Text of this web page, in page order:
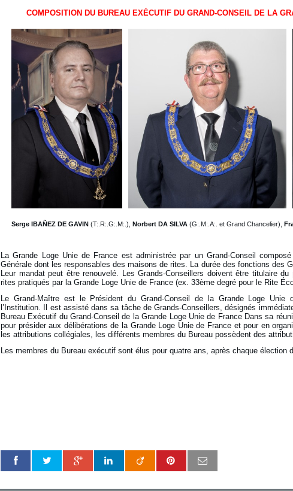
COMPOSITION DU BUREAU EXÉCUTIF DU GRAND-CONSEIL DE LA
Serge IBAÑEZ DE GAVIN(T:.R:.G:.M:.), Norbert DA SILVA(G:.M:.A:. et Grand Chancelier),
La Grande Loge Unie de France est administrée par un Grand-Conseil
Générale dont les responsables des maisons de rites. La durée des fonctions des
Leur mandat peut être renouvelé. Les Grands-Conseillers doivent être titulaire
rites pratiqués par la Grande Loge Unie de France (ex. 33ème degré pour le Rite
Le Grand-Maître est le Président du Grand-Conseil de la Grande Loge Unie
l’Institution. Il est assisté dans sa tâche de Grands-Conseillers, désignés
Bureau Exécutif du Grand-Conseil de la Grande Loge Unie de France Dans sa
pour présider aux délibérations de la Grande Loge Unie de France et pour en
les attributions collégiales, les différents membres du Bureau possèdent des
Les membres du Bureau exécutif sont élus pour quatre ans, après chaque élection